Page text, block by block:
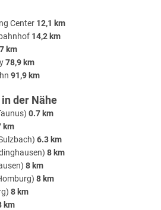
Center 12,1 km
14,2 km
km
78,9 km
91,9 km
der Nähe
0.7 km
km
6.3 km
8 km
8 km
8 km
8 km
km